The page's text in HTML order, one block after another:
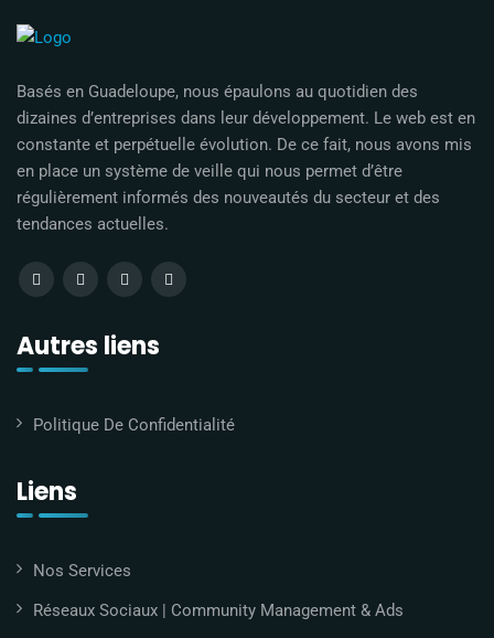
Basés en Guadeloupe, nous épaulons au quotidien des
dizaines d’entreprises dans leur développement. Le web est en
constante et perpétuelle évolution. De ce fait, nous avons mis
en place un système de veille qui nous permet d’être
régulièrement informés des nouveautés du secteur et des
tendances actuelles.
Autres liens
Politique De Confidentialité
Liens
Nos Services
Réseaux Sociaux | Community Management & Ads